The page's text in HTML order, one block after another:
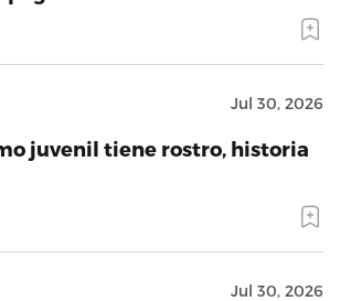
Jul 30, 2026
juvenil tiene rostro, historia
Jul 30, 2026